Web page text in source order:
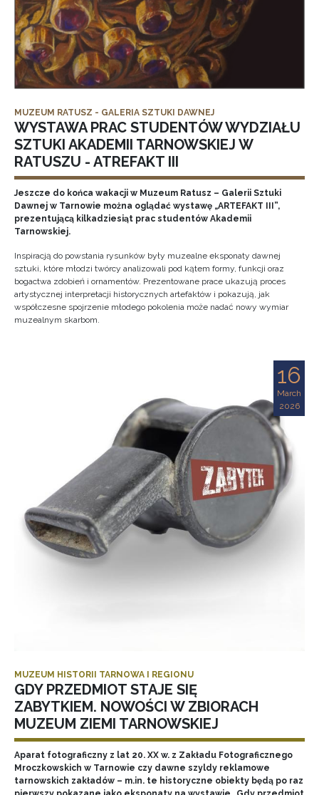
MUZEUM RATUSZ - GALERIA SZTUKI DAWNEJ
WYSTAWA PRAC STUDENTÓW WYDZIAŁU
SZTUKI AKADEMII TARNOWSKIEJ W
RATUSZU - ATREFAKT III
Jeszcze do końca wakacji w Muzeum Ratusz – Galerii Sztuki
Dawnej w Tarnowie można oglądać wystawę „ARTEFAKT III”,
prezentującą kilkadziesiąt prac studentów Akademii
Tarnowskiej.
Inspiracją do powstania rysunków były muzealne eksponaty dawnej
sztuki, które młodzi twórcy analizowali pod kątem formy, funkcji oraz
bogactwa zdobień i ornamentów. Prezentowane prace ukazują proces
artystycznej interpretacji historycznych artefaktów i pokazują, jak
współczesne spojrzenie młodego pokolenia może nadać nowy wymiar
muzealnym skarbom.
16
March
2026
MUZEUM HISTORII TARNOWA I REGIONU
GDY PRZEDMIOT STAJE SIĘ
ZABYTKIEM. NOWOŚCI W ZBIORACH
MUZEUM ZIEMI TARNOWSKIEJ
Aparat fotograficzny z lat 20. XX w. z Zakładu Fotograficznego
Mroczkowskich w Tarnowie czy dawne szyldy reklamowe
tarnowskich zakładów – m.in. te historyczne obiekty będą po raz